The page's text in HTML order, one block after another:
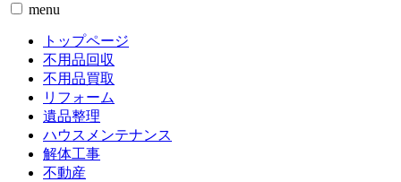
menu
トップページ
不用品回収
不用品買取
リフォーム
遺品整理
ハウスメンテナンス
解体工事
不動産